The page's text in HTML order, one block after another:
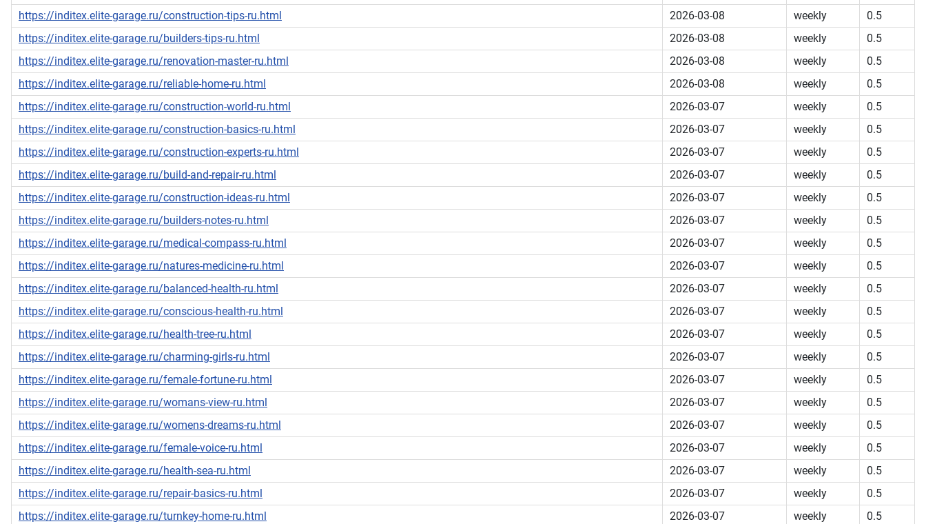
https://inditex.elite-garage.ru/construction-tips-ru.html
2026-03-08 weekly
0.5
https://inditex.elite-garage.ru/builders-tips-ru.html
2026-03-08 weekly
0.5
https://inditex.elite-garage.ru/renovation-master-ru.html
2026-03-08 weekly
0.5
https://inditex.elite-garage.ru/reliable-home-ru.html
2026-03-08 weekly
0.5
https://inditex.elite-garage.ru/construction-world-ru.html
2026-03-07 weekly
0.5
https://inditex.elite-garage.ru/construction-basics-ru.html
2026-03-07 weekly
0.5
https://inditex.elite-garage.ru/construction-experts-ru.html
2026-03-07 weekly
0.5
https://inditex.elite-garage.ru/build-and-repair-ru.html
2026-03-07 weekly
0.5
https://inditex.elite-garage.ru/construction-ideas-ru.html
2026-03-07 weekly
0.5
https://inditex.elite-garage.ru/builders-notes-ru.html
2026-03-07 weekly
0.5
https://inditex.elite-garage.ru/medical-compass-ru.html
2026-03-07 weekly
0.5
https://inditex.elite-garage.ru/natures-medicine-ru.html
2026-03-07 weekly
0.5
https://inditex.elite-garage.ru/balanced-health-ru.html
2026-03-07 weekly
0.5
https://inditex.elite-garage.ru/conscious-health-ru.html
2026-03-07 weekly
0.5
https://inditex.elite-garage.ru/health-tree-ru.html
2026-03-07 weekly
0.5
https://inditex.elite-garage.ru/charming-girls-ru.html
2026-03-07 weekly
0.5
https://inditex.elite-garage.ru/female-fortune-ru.html
2026-03-07 weekly
0.5
https://inditex.elite-garage.ru/womans-view-ru.html
2026-03-07 weekly
0.5
https://inditex.elite-garage.ru/womens-dreams-ru.html
2026-03-07 weekly
0.5
https://inditex.elite-garage.ru/female-voice-ru.html
2026-03-07 weekly
0.5
https://inditex.elite-garage.ru/health-sea-ru.html
2026-03-07 weekly
0.5
https://inditex.elite-garage.ru/repair-basics-ru.html
2026-03-07 weekly
0.5
https://inditex.elite-garage.ru/turnkey-home-ru.html
2026-03-07 weekly 0.5